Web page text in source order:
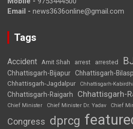
Email - news3636online@gmail.com
Tags
Accident Amit Shah arrest arrested
Chhattisgarh-Bijapur Chhattisgarh-
Chhattisgarh-Jagdalpur Chhattisgarh-
Chhattisgarh-Raigarh Chhattisgarh-
Chief Minister
Chief Minister Dr. Yadav Chief
Congress dprcg